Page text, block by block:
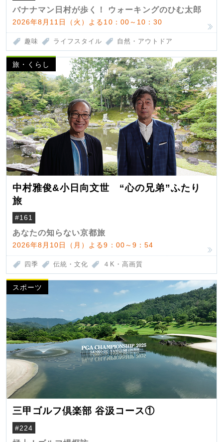
バナナマン日村が歩く！ ウォーキングのひむ太郎
2026年8月11日（火）よる10：00～10：30
趣味 ライフスタイル 自然・アウトドア
旅・くらし
中村雅俊&小日向文世 “心の兄弟”ふたり
旅
#161
あなたの知らない京都旅
2026年8月10日（月）よる9：00～9：54
四季 伝統・文化 ４K・高画質
スポーツ
三甲ゴルフ倶楽部 谷汲コース①
#224